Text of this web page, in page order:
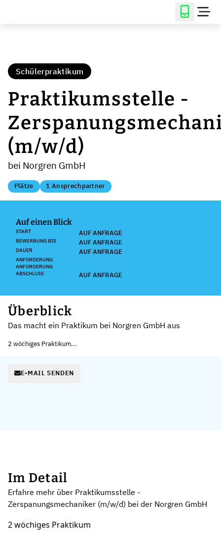
Schülerpraktikum
Praktikumsstelle -
(m/w/d)
bei Norgren GmbH
Plätze 1 Ansprechpartner
Auf einen Blick
START AUF ANFRAGE
BEWERBUNG BIS AUF ANFRAGE
DAUER AUF ANFRAGE
ANFORDERUNG
ANFORDERUNG
ABSCHLUSS
AUF ANFRAGE
Überblick
Das macht ein Praktikum bei Norgren GmbH aus
2 wöchiges Praktikum...
E-MAIL SENDEN
Im Detail
Erfahre mehr über Praktikumsstelle -
Zerspanungsmechaniker (m/w/d) bei der Norgren GmbH
2 wöchiges Praktikum